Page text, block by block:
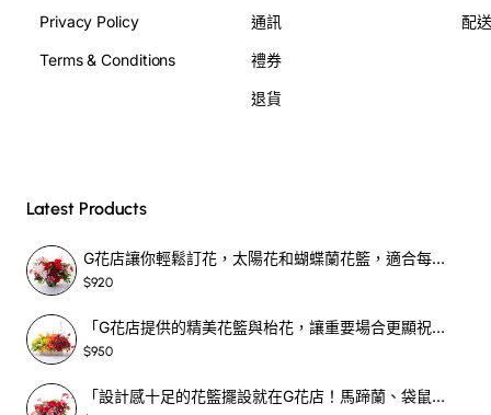
Privacy Policy
Terms & Conditions
通訊
禮券
退貨
配
Latest Products
G花店讓你輕鬆訂花，太陽花和蝴蝶蘭花籃，適合每個重要時刻！-SF390
$920
「G花店提供的精美花籃與枱花，讓重要場合更顯祝賀與喜悅，適合各種用場！」-SF398
$950
「設計感十足的花籃擺設就在G花店！馬蹄蘭、袋鼠爪、罌粟花，為你的重大場合增光添彩！」-SF209